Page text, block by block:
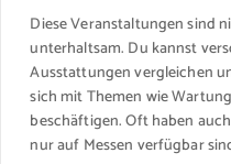
Diese Veranstaltungen sind
unterhaltsam. Du kannst
Ausstattungen vergleichen
sich mit Themen wie
beschäftigen. Oft haben
nur auf Messen verfügbar